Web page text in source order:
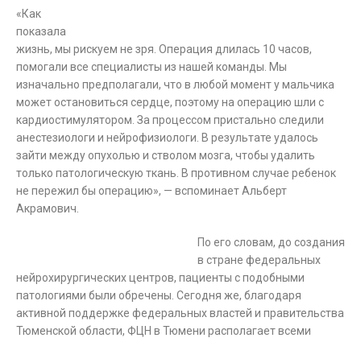
«Как
показала
жизнь, мы рискуем не зря. Операция длилась 10 часов,
помогали все специалисты из нашей команды. Мы
изначально предполагали, что в любой момент у мальчика
может остановиться сердце, поэтому на операцию шли с
кардиостимулятором. За процессом пристально следили
анестезиологи и нейрофизиологи. В результате удалось
зайти между опухолью и стволом мозга, чтобы удалить
только патологическую ткань. В противном случае ребенок
не пережил бы операцию», — вспоминает Альберт
Акрамович.
По его словам, до создания
в стране федеральных
нейрохирургических центров, пациенты с подобными
патологиями были обречены. Сегодня же, благодаря
активной поддержке федеральных властей и правительства
Тюменской области, ФЦН в Тюмени располагает всеми